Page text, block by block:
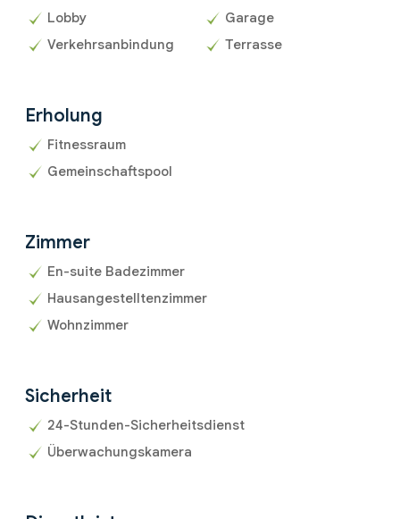
Lobby
Verkehrsanbindung
Garage
Terrasse
Erholung
Fitnessraum
Gemeinschaftspool
Zimmer
En-suite Badezimmer
Hausangestelltenzimmer
Wohnzimmer
Sicherheit
24-Stunden-Sicherheitsdienst
Überwachungskamera